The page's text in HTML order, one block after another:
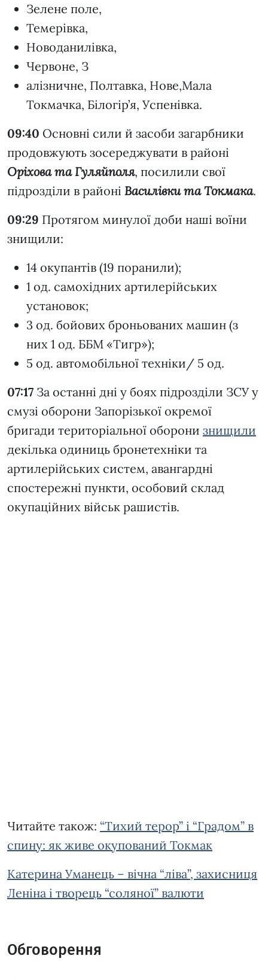
Зелене поле,
Темерівка,
Новоданилівка,
Червоне, З
алізничне, Полтавка, Нове,Мала
Токмачка, Білогір’я, Успенівка.
09:40 Основні сили й засоби загарбники
продовжують зосереджувати в районі
Оріхова та Гуляйполя, посилили свої
підрозділи в районі Василівки та Токмака.
09:29 Протягом минулої доби наші воїни
знищили:
14 окупантів (19 поранили);
1 од. самохідних артилерійських
установок;
3 од. бойових броньованих машин (з
них 1 од. ББМ «Тигр»);
5 од. автомобільної техніки/ 5 од.
07:17 За останні дні у боях підрозділи ЗСУ у
смузі оборони Запорізької окремої
бригади територіальної оборони знищили
декілька одиниць бронетехніки та
артилерійських систем, авангардні
спостережні пункти, особовий склад
окупаційних військ рашистів.
Читайте також: “Тихий терор” і “Градом” в
спину: як живе окупований Токмак
Катерина Уманець – вічна “ліва”, захисниця
Леніна і творець “соляної” валюти
Обговорення